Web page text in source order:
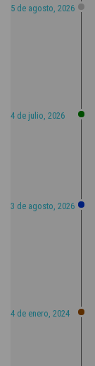
5 de agosto, 2026
4 de julio, 2026
3 de agosto, 2026
4 de enero, 2024